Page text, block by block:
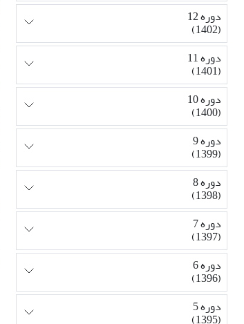
دوره 12
(1402)
دوره 11
(1401)
دوره 10
(1400)
دوره 9
(1399)
دوره 8
(1398)
دوره 7
(1397)
دوره 6
(1396)
دوره 5